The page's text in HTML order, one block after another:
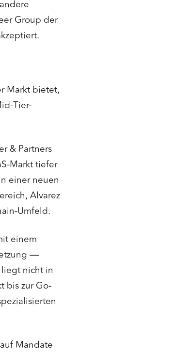
Group der
Markt bietet,
Tier-
& Partners
Markt tiefer
einer neuen
Alvarez
Umfeld.
einem
—
nicht in
bis zur Go-
Mandate